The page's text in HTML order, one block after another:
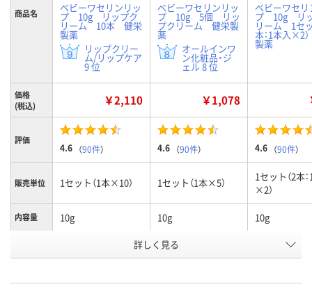
商品名 ベビーワセリンリッ
プ 10g リップク
リーム 10本 健栄
製薬
リップクリー
ム/リップケア
9 位
ベビーワセリンリッ
プ 10g 5個 リッ
プクリーム 健栄製
薬
オールインワ
ン化粧品・ジ
ェル 8 位
ベビーワセ
プ 10g リ
リーム 1セッ
本：1本入×2
製薬
価格
(税込)
￥2,110 ￥1,078
評価
4.6 （90件） 4.6 （90件） 4.6 （90件）
販売単位 1セット（1本×10） 1セット（1本×5）
1セット（2本
×2）
内容量 10g 10g 10g
WJH8002 P286783
詳しく見る